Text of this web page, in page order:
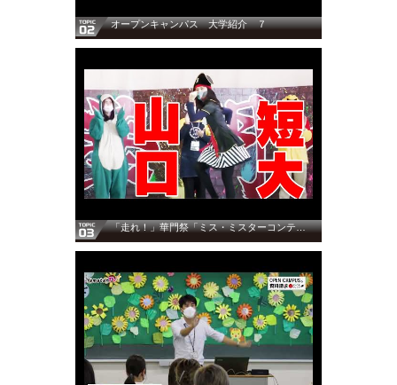
オープンキャンパス 大学紹介 ７
「走れ！」華門祭「ミス・ミスターコンテスト」 ３